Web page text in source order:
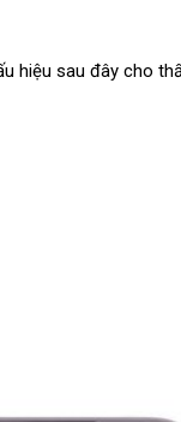
hiệu sau đây cho